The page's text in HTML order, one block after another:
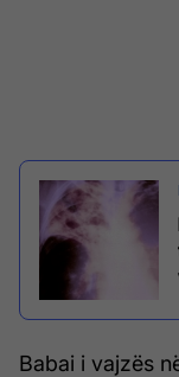
Babai i vajzës